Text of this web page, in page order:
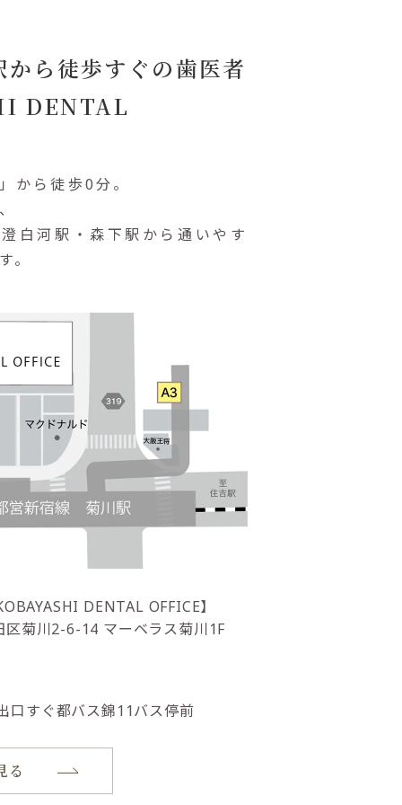
ら 徒歩すぐの歯医者
DENTAL
から徒歩0分。
白河駅・森下駅から通いやす
。
DENTAL OFFICE】
区菊川2-6-14 マーベラス菊川1F
口すぐ都バス錦11バス停前
る